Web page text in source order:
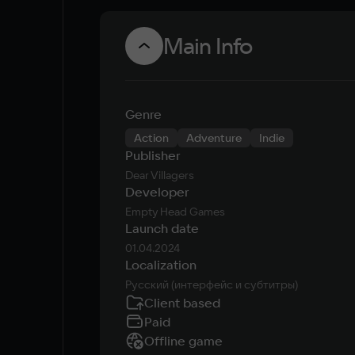
Main Info
Genre
Action Adventure Indie
Publisher
Dear Villagers
Developer
Empty Head Games
Launch date
01.04.2024
Localization
Русский (интерфейс и субтитры)
Client based
Paid
Offline game